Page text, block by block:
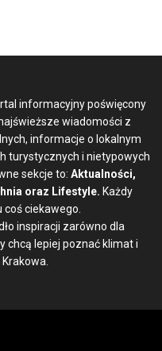
informacyjny poświęcony
wiadomości z
informacje o lokalnym
turystycznych i nietypowych
sekcje to: Aktualności,
oraz Lifestyle. Każdy
ciekawego.
inspiracji zarówno dla
chcą lepiej poznać klimat i